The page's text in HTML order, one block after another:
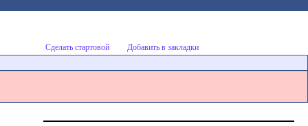
Сделать стартовой
Добавить в закладки